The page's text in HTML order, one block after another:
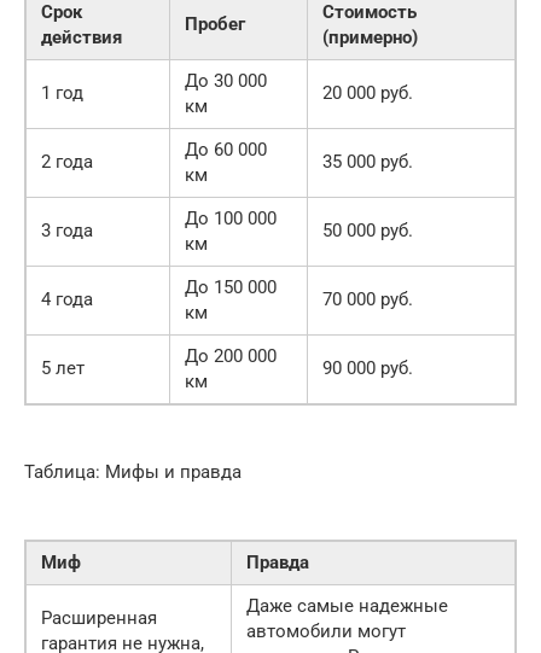
Срок
действия
Пробег
Стоимость
(примерно)
1 год
До 30 000
км
20 000 руб.
2 года
До 60 000
км
35 000 руб.
3 года
До 100 000
км
50 000 руб.
4 года
До 150 000
км
70 000 руб.
5 лет
До 200 000
км
90 000 руб.
Таблица: Мифы и правда
Миф Правда
Расширенная
гарантия не нужна,
Даже самые надежные
автомобили могут